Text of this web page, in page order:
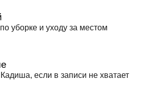
уборке и уходу за местом
если в записи не хватает